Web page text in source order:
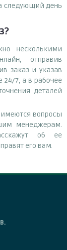
следующий день
несколькими
отправив
заказ и указав
7, а в рабочее
деталей
вопросы
менеджерам.
об ее
его вам.